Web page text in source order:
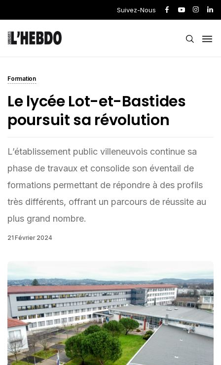
Suivez-Nous
Formation
Le lycée Lot-et-Bastides
poursuit sa révolution
L’établissement public villeneuvois continue sa
phase de travaux et consolide son éventail de
formations permettant de répondre à des profils
très différents, offrant un parcours de réussite au
plus grand nombre.
21 Février 2024